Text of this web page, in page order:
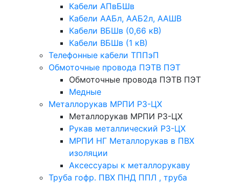
Кабели АПвБШв
Кабели ААБл, ААБ2л, ААШВ
Кабели ВБШв (0,66 кВ)
Кабели ВБШв (1 кВ)
Телефонные кабели ТППэП
Обмоточные провода ПЭТВ ПЭТ
Обмоточные провода ПЭТВ ПЭТ
Медные
Металлорукав МРПИ РЗ-ЦХ
Металлорукав МРПИ РЗ-ЦХ
Рукав металлический Р3-ЦХ
МРПИ НГ Металлорукав в ПВХ
изоляции
Аксессуары к металлорукаву
Труба гофр. ПВХ ПНД ППЛ , труба